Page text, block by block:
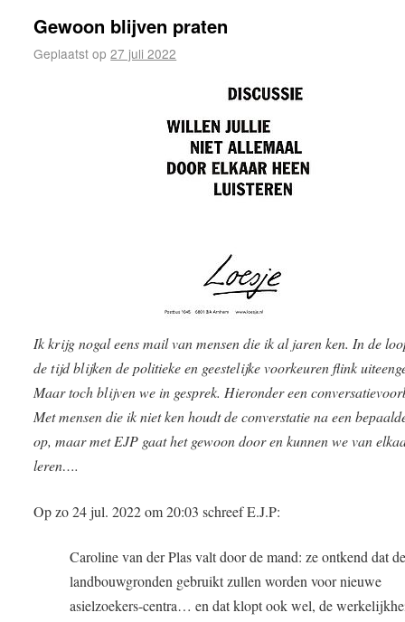
Gewoon blijven praten
Geplaatst op 27 juli 2022
Ik krijg nogal eens mail van mensen die ik al jaren ken. In de
de tijd blijken de politieke en geestelijke voorkeuren flink
Maar toch blijven we in gesprek. Hieronder een
Met mensen die ik niet ken houdt de converstatie na een
op, maar met EJP gaat het gewoon door en kunnen we van
leren….
Op zo 24 jul. 2022 om 20:03 schreef E.J.P:
Caroline van der Plas valt door de mand: ze ontkend dat
landbouwgronden gebruikt zullen worden voor nieuwe
asielzoekers-centra… en dat klopt ook wel, de